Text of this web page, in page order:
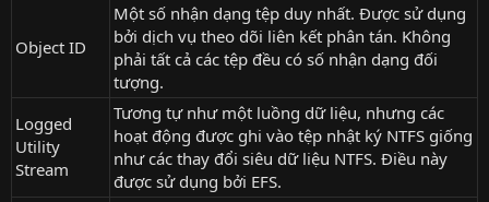
Object ID
Một số nhận dạng tệp duy nhất. Được sử dụng
bởi dịch vụ theo dõi liên kết phân tán. Không
phải tất cả các tệp đều có số nhận dạng đối
tượng.
Logged
Utility
Stream
Tương tự như một luồng dữ liệu, nhưng các
hoạt động được ghi vào tệp nhật ký NTFS giống
như các thay đổi siêu dữ liệu NTFS. Điều này
được sử dụng bởi EFS.